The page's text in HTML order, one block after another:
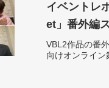
イベントレ
et」番外編
VBL2作品の番
向けオンライン